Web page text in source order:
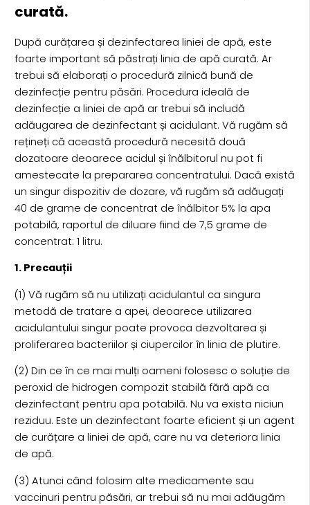
curată.
După curățarea și dezinfectarea liniei de apă, este
foarte important să păstrați linia de apă curată. Ar
trebui să elaborați o procedură zilnică bună de
dezinfecție pentru păsări. Procedura ideală de
dezinfecție a liniei de apă ar trebui să includă
adăugarea de dezinfectant și acidulant. Vă rugăm să
rețineți că această procedură necesită două
dozatoare deoarece acidul și înălbitorul nu pot fi
amestecate la prepararea concentratului. Dacă există
un singur dispozitiv de dozare, vă rugăm să adăugați
40 de grame de concentrat de înălbitor 5% la apa
potabilă, raportul de diluare fiind de 7,5 grame de
concentrat: 1 litru.
1. Precauții
(1) Vă rugăm să nu utilizați acidulantul ca singura
metodă de tratare a apei, deoarece utilizarea
acidulantului singur poate provoca dezvoltarea și
proliferarea bacteriilor și ciupercilor în linia de plutire.
(2) Din ce în ce mai mulți oameni folosesc o soluție de
peroxid de hidrogen compozit stabilă fără apă ca
dezinfectant pentru apa potabilă. Nu va exista niciun
reziduu. Este un dezinfectant foarte eficient și un agent
de curățare a liniei de apă, care nu va deteriora linia
de apă.
(3) Atunci când folosim alte medicamente sau
vaccinuri pentru păsări, ar trebui să nu mai adăugăm